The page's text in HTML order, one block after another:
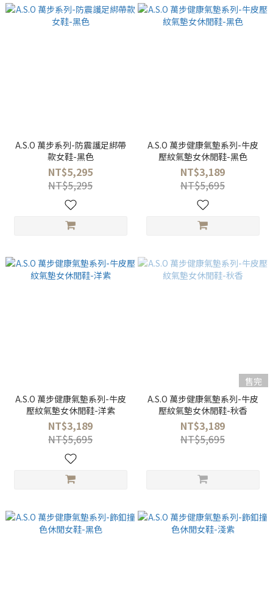
A.S.O 萬步系列-防震護足綁帶
款女鞋-黑色
NT$5,295
NT$5,295
A.S.O 萬步健康氣墊系列-牛皮
壓紋氣墊女休閒鞋-黑色
NT$3,189
NT$5,695
A.S.O 萬步健康氣墊系列-牛皮
壓紋氣墊女休閒鞋-洋紫
NT$3,189
NT$5,695
售完
A.S.O 萬步健康氣墊系列-牛皮
壓紋氣墊女休閒鞋-秋香
NT$3,189
NT$5,695